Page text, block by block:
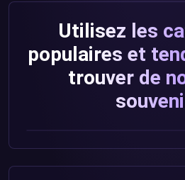
Utilisez les
populaires et
trouver de